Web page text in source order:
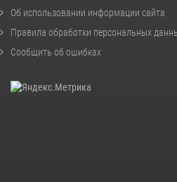
Об использовании информации сайта
Правила обработки персональных
Сообщить об ошибках